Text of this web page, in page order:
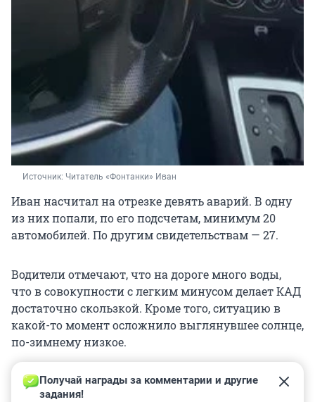
Источник: Читатель «Фонтанки» Иван
Иван насчитал на отрезке девять аварий. В одну
из них попали, по его подсчетам, минимум 20
автомобилей. По другим свидетельствам — 27.
Водители отмечают, что на дороге много воды,
что в совокупности с легким минусом делает КАД
достаточно скользкой. Кроме того, ситуацию в
какой-то момент осложнило выглянувшее солнце,
по-зимнему низкое.
Получай награды за комментарии и другие
задания!